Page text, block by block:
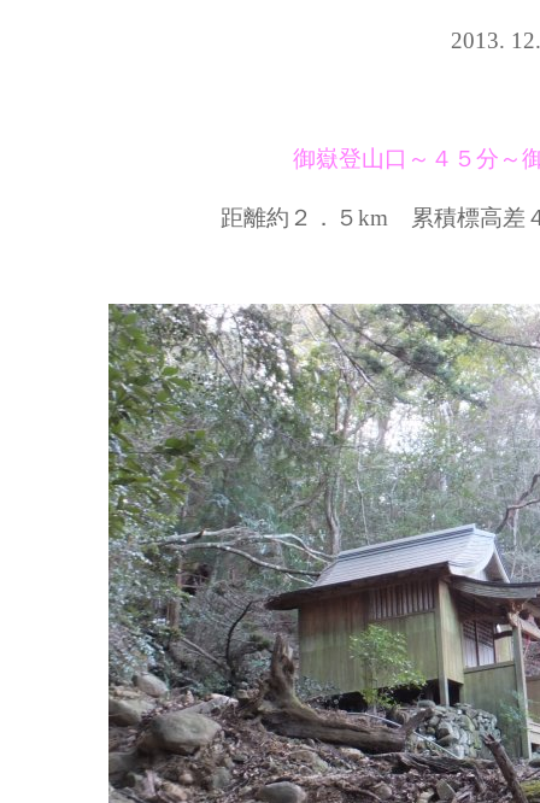
2013.
御嶽登山口～４５分～
距離約２．５km 累積標高